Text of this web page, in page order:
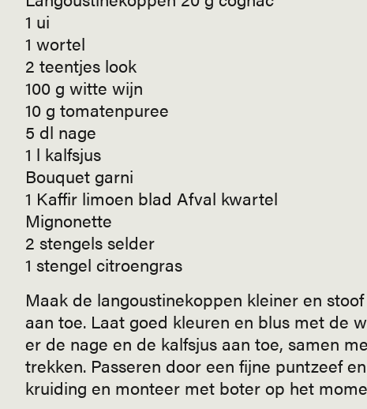
1 ui
1 wortel
2 teentjes look
100 g witte wijn
10 g tomatenpuree
5 dl nage
1 l kalfsjus
Bouquet garni
1 Kaffir limoen blad Afval kwartel
Mignonette
2 stengels selder
1 stengel citroengras
Maak de langoustinekoppen kleiner en
aan toe. Laat goed kleuren en blus met de
er de nage en de kalfsjus aan toe, samen
trekken. Passeren door een fijne puntzeef
kruiding en monteer met boter op het